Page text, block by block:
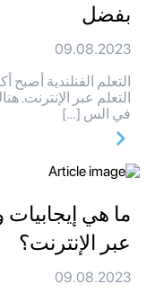
بفضل
09.08.2023
التعلم الفنلندية أصبح
التعلم عبر الإنترنت.
في الس […]
ما هي إيجابيات
عبر الإنترنت؟
09.08.2023